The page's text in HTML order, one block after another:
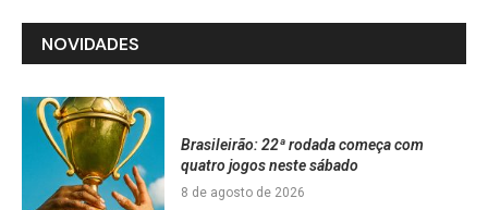
NOVIDADES
Brasileirão: 22ª rodada começa com
quatro jogos neste sábado
8 de agosto de 2026